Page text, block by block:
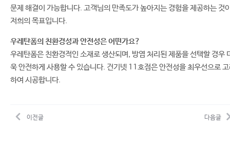
문제 해결이 가능합니다. 고객님의 만족도가 높아지는 경험을 제공하는 것
저희의 목표입니다.
우레탄폼의 친환경성과 안전성은 어떤가요?
우레탄폼은 친환경적인 소재로 생산되며, 방염 처리된 제품을 선택할 경우
욱 안전하게 사용할 수 있습니다. 건기넷 11호점은 안전성을 최우선으로
하여 시공합니다.
이전글 다음글